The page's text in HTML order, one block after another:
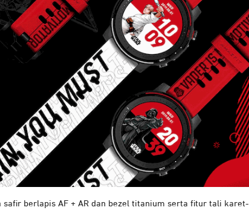
safir berlapis AF + AR dan bezel titanium serta fitur tali karet-